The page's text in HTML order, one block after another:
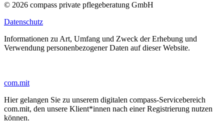
© 2026 compass private pflegeberatung GmbH
Datenschutz
Informationen zu Art, Umfang und Zweck der Erhebung und
Verwendung personenbezogener Daten auf dieser Website.
com.mit
Hier gelangen Sie zu unserem digitalen compass-Servicebereich
com.mit, den unsere Klient*innen nach einer Registrierung nutzen
können.